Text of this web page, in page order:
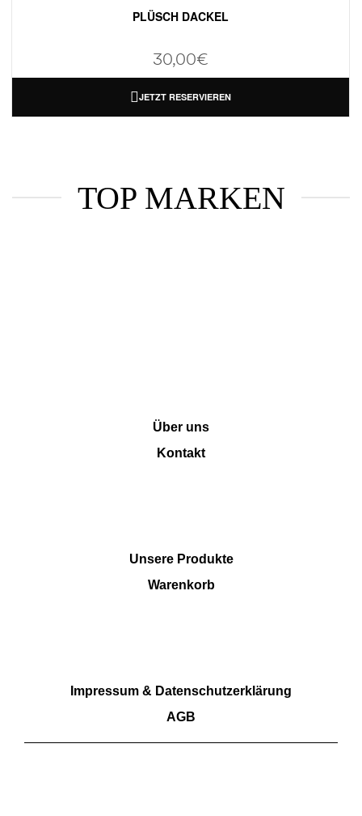
PLÜSCH DACKEL
30,00€
JETZT RESERVIEREN
TOP MARKEN
Über uns
Kontakt
Unsere Produkte
Warenkorb
Impressum & Datenschutzerklärung
AGB